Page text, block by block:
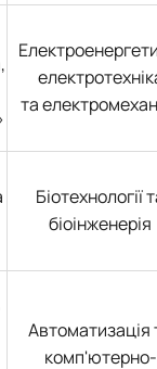
та
Біотехнології
біоінженерія
Автоматизація
комп'ютерно-